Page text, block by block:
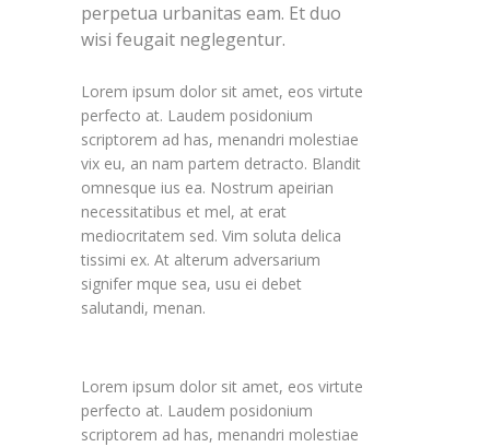
perpetua urbanitas eam. Et duo
wisi feugait neglegentur.
Lorem ipsum dolor sit amet, eos virtute
perfecto at. Laudem posidonium
scriptorem ad has, menandri molestiae
vix eu, an nam partem detracto. Blandit
omnesque ius ea. Nostrum apeirian
necessitatibus et mel, at erat
mediocritatem sed. Vim soluta delica
tissimi ex. At alterum adversarium
signifer mque sea, usu ei debet
salutandi, menan.
Lorem ipsum dolor sit amet, eos virtute
perfecto at. Laudem posidonium
scriptorem ad has, menandri molestiae